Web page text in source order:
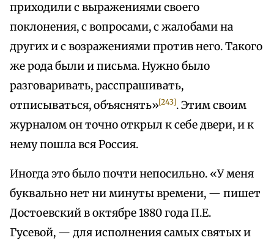
приходили с выражениями своего
поклонения, с вопросами, с жалобами на
других и с возражениями против него. Такого
же рода были и письма. Нужно было
разговаривать, расспрашивать,
отписываться, объяснять»[243]. Этим своим
журналом он точно открыл к себе двери, и к
нему пошла вся Россия.
Иногда это было почти непосильно. «У меня
буквально нет ни минуты времени, — пишет
Достоевский в октябре 1880 года П.Е.
Гусевой, — для исполнения самых святых и